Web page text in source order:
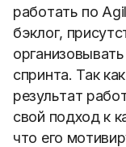
работать по
бэклог,
спринта. Так
результат
свой подход к
что его